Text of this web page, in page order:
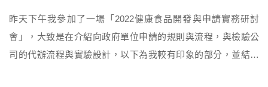
昨天下午我參加了一場「2022健康食品開發與申請實務研討
會」，大致是在介紹向政府單位申請的規則與流程，與檢驗公
司的代辦流程與實驗設計，以下為我較有印象的部分，並結合